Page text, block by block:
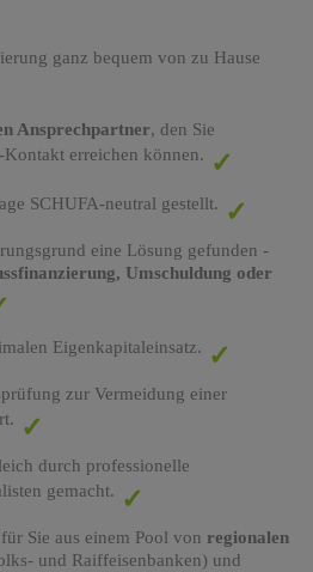
ganz bequem von zu Hause
Ansprechpartner, den Sie
erreichen können.
SCHUFA-neutral gestellt.
eine Lösung gefunden -
Umschuldung oder
Eigenkapitaleinsatz.
zur Vermeidung einer
durch professionelle
gemacht.
für Sie aus einem Pool von regionalen
und Raiffeisenbanken) und